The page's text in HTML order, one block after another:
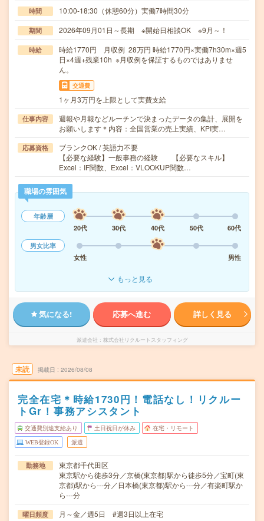
時間 10:00-18:30（休憩60分）実働7時間30分
期間 2026年09月01日～長期 ※開始日相談OK ※9月～！
時給
時給1770円 月収例 28万円 時給1770円×実働7h30m×週5
日×4週+残業10h ※月収例を保証するものではありませ
ん。
交通費
1ヶ月3万円を上限として実費支給
仕事内容
週報や月報などルーチンで決まったデータの集計、展開を
お願いします＊内容：全国営業の売上実績、KPI実…
応募資格
ブランクOK / 英語力不要
【必要な経験】一般事務の経験 【必要なスキル】
Excel：IF関数、Excel：VLOOKUP関数…
職場の雰囲気
年齢層
20代
30代 40代 50代
60代
男女比率
女性
男性
もっと見る
気になる! 応募へ進む 詳しく見る
派遣会社 株式会社リクルートスタッフィング
未読 掲載日 2026/08/08
完全在宅＊時給1730円！電話なし！リクルー
トGr！事務アシスタント
交通費別途支給あり 土日祝日が休み 在宅・リモート
WEB登録OK 派遣
勤務地
東京都千代田区
東京駅から徒歩3分／京橋(東京都)駅から徒歩5分／宝町(東
京都)駅から---分／日本橋(東京都)駅から---分／有楽町駅か
ら---分
曜日頻度 月～金／週5日 #週3日以上在宅